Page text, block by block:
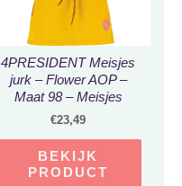
4PRESIDENT Meisjes
jurk – Flower AOP –
Maat 98 – Meisjes
jurken
€23,49
BEKIJK
PRODUCT